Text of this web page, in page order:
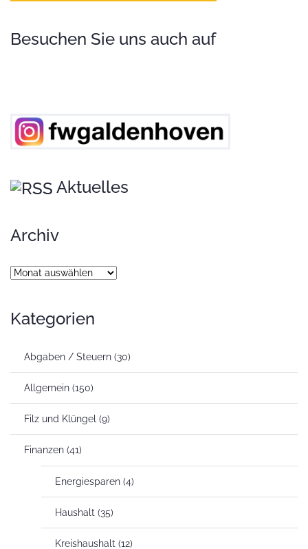
Besuchen Sie uns auch auf
Aktuelles
Archiv
Archiv
Kategorien
Abgaben / Steuern (30)
Allgemein (150)
Filz und Klüngel (9)
Finanzen (41)
Energiesparen (4)
Haushalt (35)
Kreishaushalt (12)